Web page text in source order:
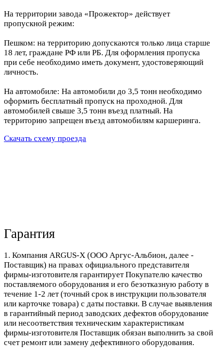
На территории завода «Прожектор» действует
пропускной режим:
Пешком: на территорию допускаются только лица старше
18 лет, граждане РФ или РБ. Для оформления пропуска
при себе необходимо иметь документ, удостоверяющий
личность.
На автомобиле: На автомобили до 3,5 тонн необходимо
оформить бесплатный пропуск на проходной. Для
автомобилей свыше 3,5 тонн въезд платный. На
территорию запрещен въезд автомобилям каршеринга.
Скачать схему проезда
Гарантия
1. Компания ARGUS-X (ООО Аргус-Альбион, далее -
Поставщик) на правах официального представителя
фирмы-изготовителя гарантирует Покупателю качество
поставляемого оборудования и его безотказную работу в
течение 1-2 лет (точный срок в инструкции пользователя
или карточке товара) с даты поставки. В случае выявления
в гарантийный период заводских дефектов оборудование
или несоответствия техническим характеристикам
фирмы-изготовителя Поставщик обязан выполнить за свой
счет ремонт или замену дефективного оборудования.